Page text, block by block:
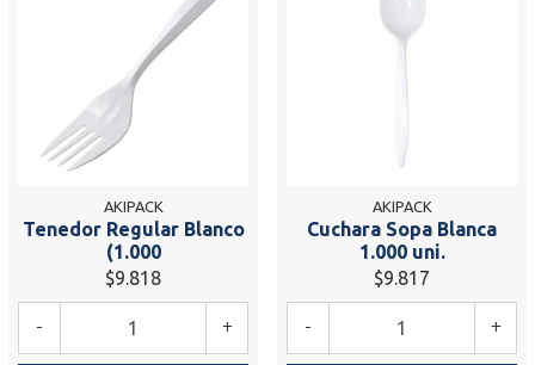
AKIPACK
Tenedor Regular Blanco
(1.000
$9.818
+
-
AKIPACK
Cuchara Sopa Blanca
1.000 uni.
$9.817
+
-